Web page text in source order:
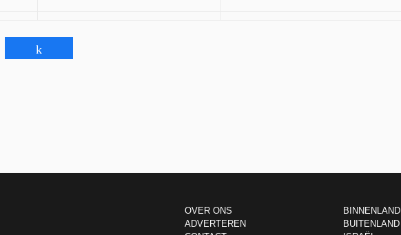
OVER ONS
ADVERTEREN
BINNENLAND
BUITENLAND